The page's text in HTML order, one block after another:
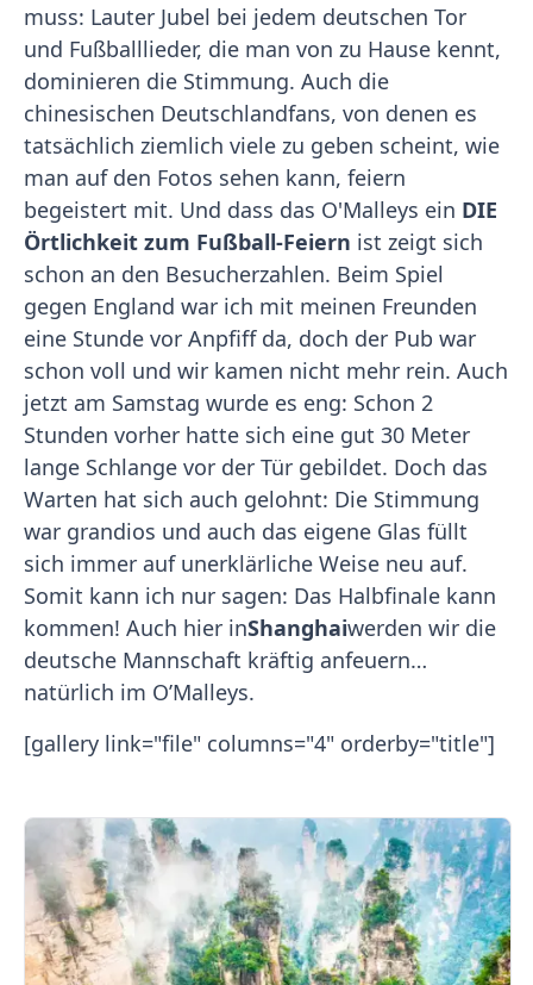
muss: Lauter Jubel bei jedem deutschen Tor
und Fußballlieder, die man von zu Hause kennt,
dominieren die Stimmung. Auch die
chinesischen Deutschlandfans, von denen es
tatsächlich ziemlich viele zu geben scheint, wie
man auf den Fotos sehen kann, feiern
begeistert mit. Und dass das O'Malleys ein DIE
Örtlichkeit zum Fußball-Feiern ist zeigt sich
schon an den Besucherzahlen. Beim Spiel
gegen England war ich mit meinen Freunden
eine Stunde vor Anpfiff da, doch der Pub war
schon voll und wir kamen nicht mehr rein. Auch
jetzt am Samstag wurde es eng: Schon 2
Stunden vorher hatte sich eine gut 30 Meter
lange Schlange vor der Tür gebildet. Doch das
Warten hat sich auch gelohnt: Die Stimmung
war grandios und auch das eigene Glas füllt
sich immer auf unerklärliche Weise neu auf.
Somit kann ich nur sagen: Das Halbfinale kann
kommen! Auch hier inShanghaiwerden wir die
deutsche Mannschaft kräftig anfeuern…
natürlich im O’Malleys.
[gallery link="file" columns="4" orderby="title"]